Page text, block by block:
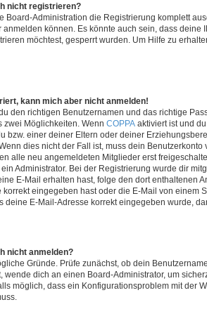
nicht registrieren?
Board-Administration die Registrierung komplett
anmelden können. Es könnte auch sein, dass deine
möchtest, gesperrt wurden. Um Hilfe zu
kann mich aber nicht anmelden!
den richtigen Benutzernamen und das richtige
zwei Möglichkeiten. Wenn COPPA aktiviert ist und
bzw. einer deiner Eltern oder deiner
dies nicht der Fall ist, muss dein
alle neu angemeldeten Mitglieder erst
Administrator. Bei der Registrierung wurde dir
E-Mail erhalten hast, folge den dort enthaltenen
eingegeben hast oder die E-Mail von einem
deine E-Mail-Adresse korrekt eingegeben wurde,
nicht anmelden?
Gründe. Prüfe zunächst, ob dein
wende dich an einen Board-Administrator, um
möglich, dass ein Konfigurationsproblem mit der